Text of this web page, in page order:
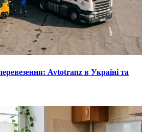
Avtotranz в Україні та